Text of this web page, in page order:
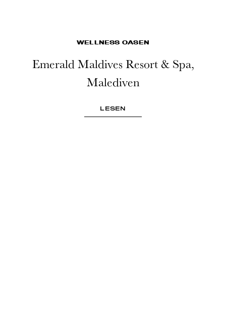
WELLNESS OASEN
Emerald Maldives Resort & Spa,
Malediven
LESEN